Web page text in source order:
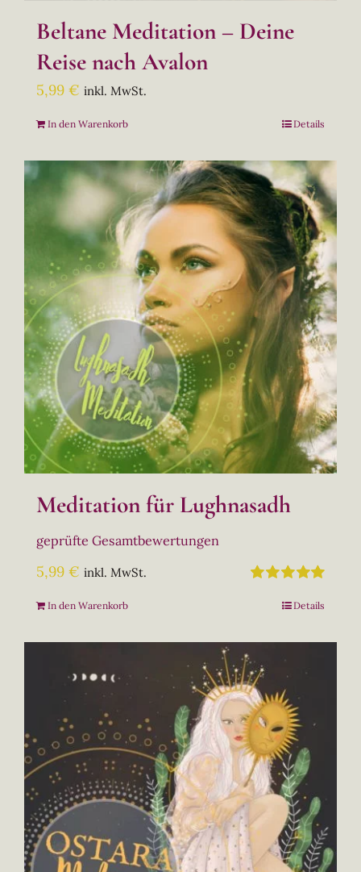
Beltane Meditation – Deine
Reise nach Avalon
5,99 € inkl. MwSt.
In den Warenkorb Details
Meditation für Lughnasadh
5.00von
geprüfte Gesamtbewertungen
5,99 € inkl. MwSt.
In den Warenkorb Details